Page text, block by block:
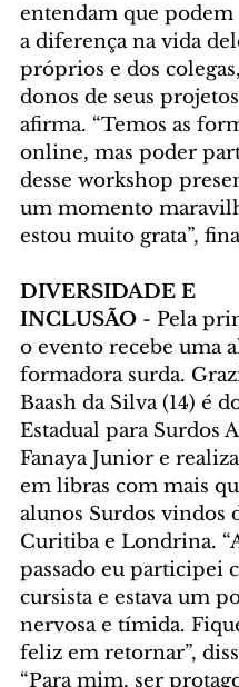
entendam que podem
a diferença na vida
próprios e dos
donos de seus
afirma. “Temos as
online, mas poder
desse workshop
um momento
estou muito grata”,
DIVERSIDADE E
INCLUSÃO - Pela
o evento recebe uma
formadora surda.
Baash da Silva (14) é
Estadual para Surdos
Fanaya Junior e
em libras com mais
alunos Surdos vindos
Curitiba e Londrina.
passado eu participei
cursista e estava um
nervosa e tímida.
feliz em retornar”,
“Para mim, ser